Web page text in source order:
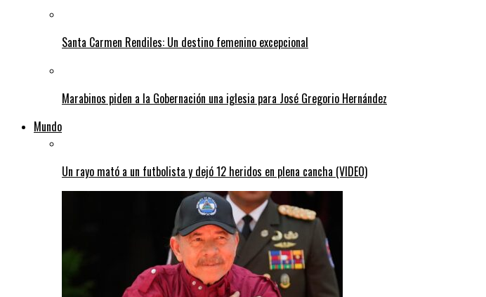
Santa Carmen Rendiles: Un destino femenino excepcional
Marabinos piden a la Gobernación una iglesia para José Gregorio Hernández
Mundo
Un rayo mató a un futbolista y dejó 12 heridos en plena cancha (VIDEO)